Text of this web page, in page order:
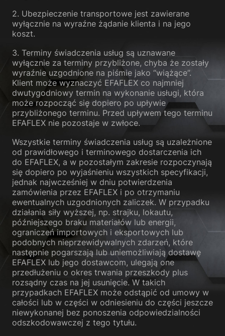
2. Ubezpieczenie transportowe jest zawierane
wyłącznie na wyraźne żądanie klienta i na jego
koszt.
3. Terminy świadczenia usług są uznawane
wyłącznie za terminy przybliżone, chyba że zostały
wyraźnie uzgodnione na piśmie jako “wiążące”.
Klient może wyznaczyć EFAFLEX co najmniej
dwutygodniowy termin na wykonanie usługi, która
może rozpocząć się dopiero po upływie
przybliżonego terminu. Przed upływem tego terminu
EFAFLEX nie pozostaje w zwłoce.
Wszystkie terminy świadczenia usług są uzależnione
od prawidłowego i terminowego dostarczenia ich
do EFAFLEX, a w pozostałym zakresie rozpoczynają
się dopiero po wyjaśnieniu wszystkich specyfikacji,
jednak najwcześniej w dniu potwierdzenia
zamówienia przez EFAFLEX i po otrzymaniu
ewentualnych uzgodnionych zaliczek. W przypadku
działania siły wyższej, np. strajku, lokautu,
późniejszego braku materiałów lub energii,
ograniczeń importowych i eksportowych lub
podobnych nieprzewidywalnych zdarzeń, które
następnie pogarszają lub uniemożliwiają dostawę
EFAFLEX lub jego dostawcom, ulegają one
przedłużeniu o okres trwania przeszkody plus
rozsądny czas na jej usunięcie. W takich
przypadkach EFAFLEX może odstąpić od umowy w
całości lub w części w odniesieniu do części jeszcze
niewykonanej bez ponoszenia odpowiedzialności
odszkodowawczej z tego tytułu.